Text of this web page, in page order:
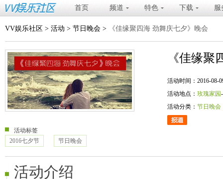
首页 频道 特色 下载 服
VV娱乐社区 > 活动 > 节日晚会 > 《佳缘聚四海 劲舞庆七夕》晚会
《佳缘聚
活动时间：2016-08-
活动地点： 玫瑰家园
活动分类： 节日晚会
活动标签
2016七夕节
节日晚会
活动介绍